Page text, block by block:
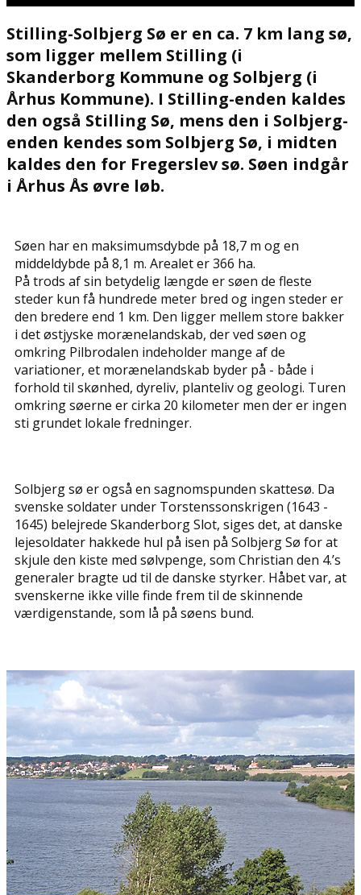
Stilling-Solbjerg Sø er en ca. 7 km lang sø,
som ligger mellem Stilling (i
Skanderborg Kommune og Solbjerg (i
Århus Kommune). I Stilling-enden kaldes
den også Stilling Sø, mens den i Solbjerg-
enden kendes som Solbjerg Sø, i midten
kaldes den for Fregerslev sø. Søen indgår
i Århus Ås øvre løb.
Søen har en maksimumsdybde på 18,7 m og en
middeldybde på 8,1 m. Arealet er 366 ha.
På trods af sin betydelig længde er søen de fleste
steder kun få hundrede meter bred og ingen steder er
den bredere end 1 km. Den ligger mellem store bakker
i det østjyske morænelandskab, der ved søen og
omkring Pilbrodalen indeholder mange af de
variationer, et morænelandskab byder på - både i
forhold til skønhed, dyreliv, planteliv og geologi. Turen
omkring søerne er cirka 20 kilometer men der er ingen
sti grundet lokale fredninger.
Solbjerg sø er også en sagnomspunden skattesø. Da
svenske soldater under Torstenssonskrigen (1643 -
1645) belejrede Skanderborg Slot, siges det, at danske
lejesoldater hakkede hul på isen på Solbjerg Sø for at
skjule den kiste med sølvpenge, som Christian den 4.’s
generaler bragte ud til de danske styrker. Håbet var, at
svenskerne ikke ville finde frem til de skinnende
værdigenstande, som lå på søens bund.